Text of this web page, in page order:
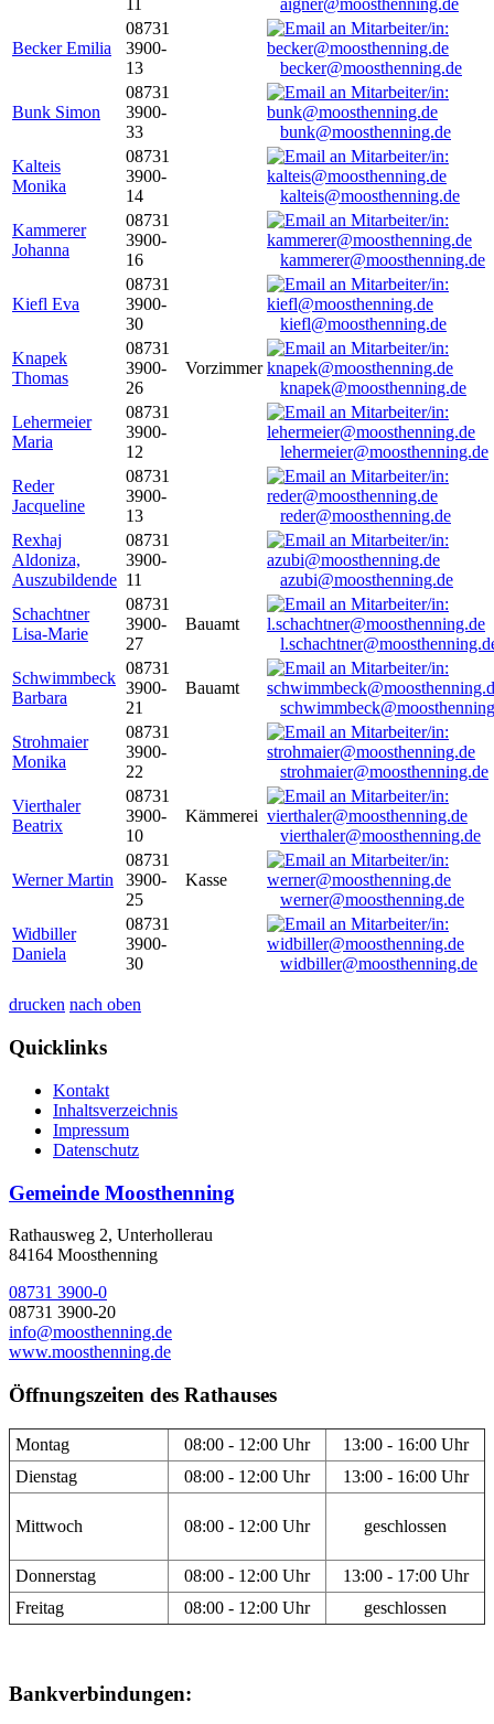
aigner@moosthenning.de
Becker Emilia
08731
3900-
13
becker@moosthenning.de
Bunk Simon
08731
3900-
33
bunk@moosthenning.de
Kalteis
Monika
08731
3900-
14
kalteis@moosthenning.de
Kammerer
Johanna
08731
3900-
16
kammerer@moosthenning.de
Kiefl Eva
08731
3900-
30
kiefl@moosthenning.de
Knapek
Thomas
08731
3900-
26
Vorzimmer
knapek@moosthenning.de
Lehermeier
Maria
08731
3900-
12
lehermeier@moosthenning.de
Reder
Jacqueline
08731
3900-
13
reder@moosthenning.de
Rexhaj
Aldoniza,
Auszubildende
08731
3900-
11
azubi@moosthenning.de
Schachtner
Lisa-Marie
08731
3900-
27
Bauamt
Schwimmbeck
Barbara
08731
3900-
21
Bauamt
Strohmaier
Monika
08731
3900-
22
strohmaier@moosthenning.de
Vierthaler
Beatrix
08731
3900-
10
Kämmerei
vierthaler@moosthenning.de
Werner Martin
08731
3900-
25
Kasse
werner@moosthenning.de
Widbiller
Daniela
08731
3900-
30
widbiller@moosthenning.de
drucken nach oben
Quicklinks
Kontakt
Inhaltsverzeichnis
Impressum
Datenschutz
Gemeinde Moosthenning
Rathausweg 2, Unterhollerau
84164 Moosthenning
08731 3900-0
08731 3900-20
info@moosthenning.de
www.moosthenning.de
Öffnungszeiten des Rathauses
Montag 08:00 - 12:00 Uhr
13:00 - 16:00 Uhr
Dienstag
08:00 - 12:00 Uhr 13:00 - 16:00 Uhr
Mittwoch 08:00 - 12:00 Uhr geschlossen
Donnerstag 08:00 - 12:00 Uhr
13:00 - 17:00 Uhr
Freitag
08:00 - 12:00 Uhr geschlossen
Bankverbindungen: